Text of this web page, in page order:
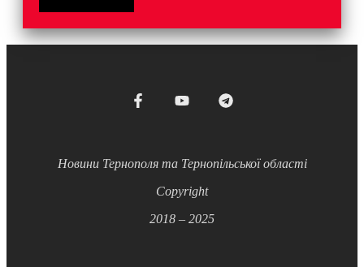
Новини Тернополя та Тернопільської області
Copyright
2018 – 2025